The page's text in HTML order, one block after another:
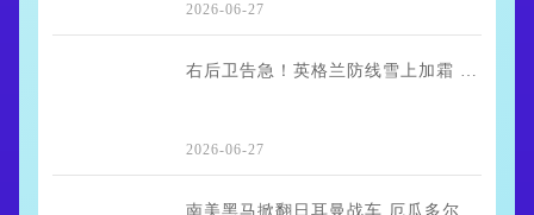
2026-06-27
右后卫告急！英格兰防线雪上加霜 里斯·詹姆斯确认无缘小组赛末轮
2026-06-27